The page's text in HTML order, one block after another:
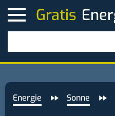
Gratis
Energie Sonne